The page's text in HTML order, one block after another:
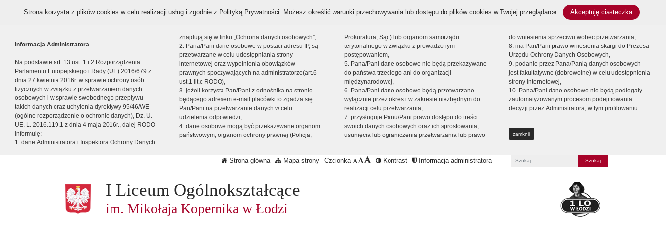
Strona korzysta z plików cookies w celu realizacji usług i zgodnie z Polityką Prywatności. Możesz określić warunki przechowywania lub dostępu do plików cookies w Twojej przeglądarce. Akceptuję ciasteczka
Informacja Administratora
Na podstawie art. 13 ust. 1 i 2 Rozporządzenia
Parlamentu Europejskiego i Rady (UE) 2016/679 z
dnia 27 kwietnia 2016r. w sprawie ochrony osób
fizycznych w związku z przetwarzaniem danych
osobowych i w sprawie swobodnego przepływu
takich danych oraz uchylenia dyrektywy 95/46/WE
(ogólne rozporządzenie o ochronie danych), Dz. U.
UE. L. 2016.119.1 z dnia 4 maja 2016r., dalej RODO
informuję:
1. dane Administratora i Inspektora Ochrony Danych
znajdują się w linku „Ochrona danych osobowych”,
2. Pana/Pani dane osobowe w postaci adresu IP, są
przetwarzane w celu udostępniania strony
internetowej oraz wypełnienia obowiązków
prawnych spoczywających na administratorze(art.6
ust.1 lit.c RODO),
3. jeżeli korzysta Pan/Pani z odnośnika na stronie
będącego adresem e-mail placówki to zgadza się
Pan/Pani na przetwarzanie danych w celu
udzielenia odpowiedzi,
4. dane osobowe mogą być przekazywane organom
państwowym, organom ochrony prawnej (Policja,
Prokuratura, Sąd) lub organom samorządu
terytorialnego w związku z prowadzonym
postępowaniem,
5. Pana/Pani dane osobowe nie będą przekazywane
do państwa trzeciego ani do organizacji
międzynarodowej,
6. Pana/Pani dane osobowe będą przetwarzane
wyłącznie przez okres i w zakresie niezbędnym do
realizacji celu przetwarzania,
7. przysługuje Panu/Pani prawo dostępu do treści
swoich danych osobowych oraz ich sprostowania,
usunięcia lub ograniczenia przetwarzania lub prawo
do wniesienia sprzeciwu wobec przetwarzania,
8. ma Pan/Pani prawo wniesienia skargi do Prezesa
Urzędu Ochrony Danych Osobowych,
9. podanie przez Pana/Panią danych osobowych
jest fakultatywne (dobrowolne) w celu udostępnienia
strony internetowej,
10. Pana/Pani dane osobowe nie będą podlegały
zautomatyzowanym procesom podejmowania
decyzji przez Administratora, w tym profilowaniu.
zamknij
Strona główna Mapa strony Czcionka Kontrast
Informacja administratora
I Liceum Ogólnokształcące
im. Mikołaja Kopernika w Łodzi